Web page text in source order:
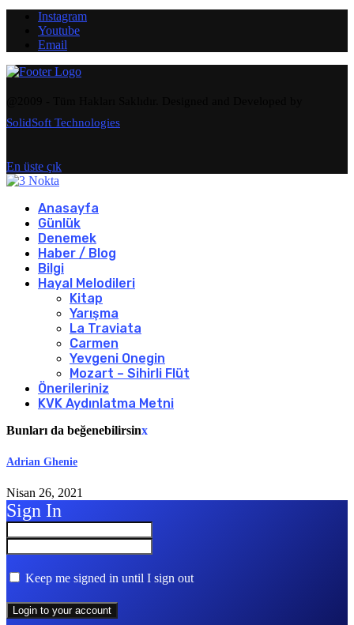
Instagram
Youtube
Email
SolidSoft Technologies
En üste çık
Anasayfa
Günlük
Denemek
Haber / Blog
Bilgi
Hayal Melodileri
Kitap
Yarışma
La Traviata
Carmen
Yevgeni Onegin
Mozart – Sihirli Flüt
Önerileriniz
KVK Aydınlatma Metni
Bunları da beğenebilirsinx
Adrian Ghenie
Nisan 26, 2021
Sign In
Keep me signed in until I sign out